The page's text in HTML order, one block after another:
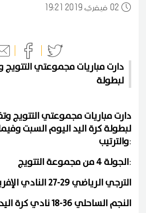
02 19:21 2019 فيفري
دارت مباريات مجموعتي التتويج
لبطولة
دارت مباريات مجموعتي التتويج
لبطولة كرة اليد اليوم السبت
والترتيب:
الجولة 4 من مجموعة التتويج:
الترجي الرياضي 29-27 النادي الإفريقي
النجم الساحلي 36-18 نادي كرة اليد بجمال